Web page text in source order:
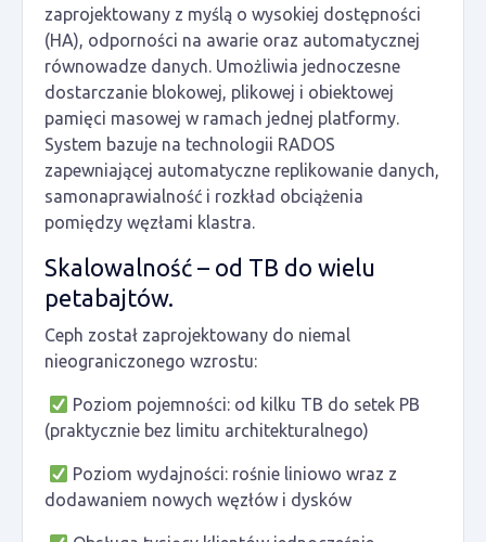
zaprojektowany z myślą o wysokiej dostępności
(HA), odporności na awarie oraz automatycznej
równowadze danych. Umożliwia jednoczesne
dostarczanie blokowej, plikowej i obiektowej
pamięci masowej w ramach jednej platformy.
System bazuje na technologii RADOS
zapewniającej automatyczne replikowanie danych,
samonaprawialność i rozkład obciążenia
pomiędzy węzłami klastra.
Skalowalność – od TB do wielu
petabajtów.
Ceph został zaprojektowany do niemal
nieograniczonego wzrostu:
Poziom pojemności: od kilku TB do setek PB
(praktycznie bez limitu architekturalnego)
Poziom wydajności: rośnie liniowo wraz z
dodawaniem nowych węzłów i dysków